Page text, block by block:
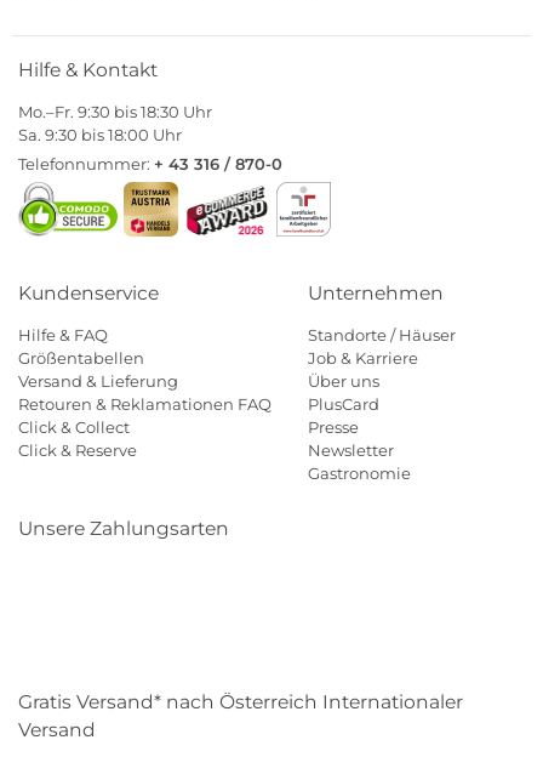
Hilfe & Kontakt
Mo.–Fr. 9:30 bis 18:30 Uhr
Sa. 9:30 bis 18:00 Uhr
Telefonnummer: + 43 316 / 870-0
Kundenservice
Hilfe & FAQ
Größentabellen
Versand & Lieferung
Retouren & Reklamationen FAQ
Click & Collect
Click & Reserve
Unternehmen
Standorte / Häuser
Job & Karriere
Über uns
PlusCard
Presse
Newsletter
Gastronomie
Unsere Zahlungsarten
Gratis Versand* nach Österreich Internationaler
Versand